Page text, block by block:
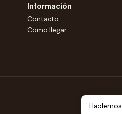
Información
Contacto
Como llegar